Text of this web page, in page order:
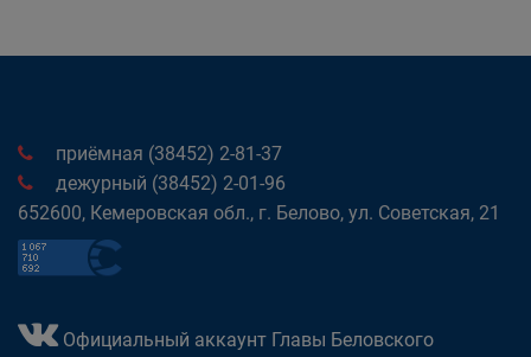
приёмная (38452) 2-81-37
дежурный (38452) 2-01-96
652600, Кемеровская обл., г. Белово, ул. Советская, 21
Официальный аккаунт Главы Беловского